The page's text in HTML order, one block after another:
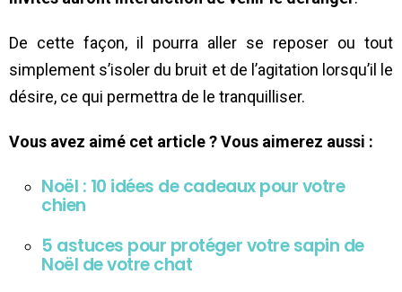
De cette façon, il pourra aller se reposer ou tout
simplement s’isoler du bruit et de l’agitation lorsqu’il le
désire, ce qui permettra de le tranquilliser.
Vous avez aimé cet article ? Vous aimerez aussi :
Noël : 10 idées de cadeaux pour votre
chien
5 astuces pour protéger votre sapin de
Noël de votre chat